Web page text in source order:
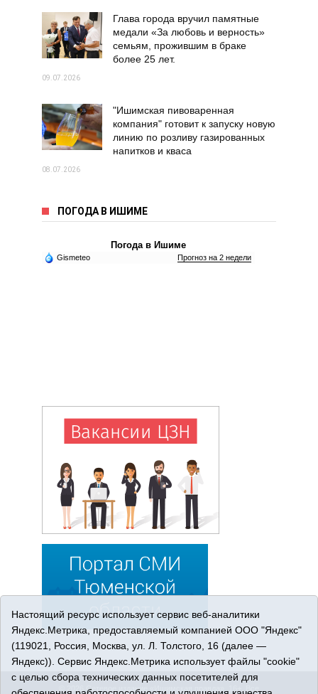
Глава города вручил памятные
медали «За любовь и верность»
семьям, прожившим в браке
более 25 лет.
09.07.2026
"Ишимская пивоваренная
компания" готовит к запуску новую
линию по розливу газированных
напитков и кваса
08.07.2026
ПОГОДА В ИШИМЕ
Погода в Ишиме
Gismeteo Прогноз на 2 недели
© 2026 Сетевое издание «Ишимская правда». 16+. Все
Настоящий ресурс использует сервис веб-аналитики
Яндекс.Метрика, предоставляемый компанией ООО "Яндекс"
(119021, Россия, Москва, ул. Л. Толстого, 16 (далее —
Яндекс)). Сервис Яндекс.Метрика использует файлы "cookie"
с целью сбора технических данных посетителей для